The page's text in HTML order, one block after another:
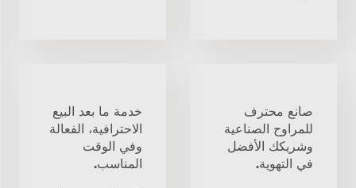
صانع محترف
للمراوح الصناعية
وشريكك الأفضل
في التهوية.
خدمة ما بعد البيع
الاحترافية، الفعالة
وفي الوقت
المناسب.